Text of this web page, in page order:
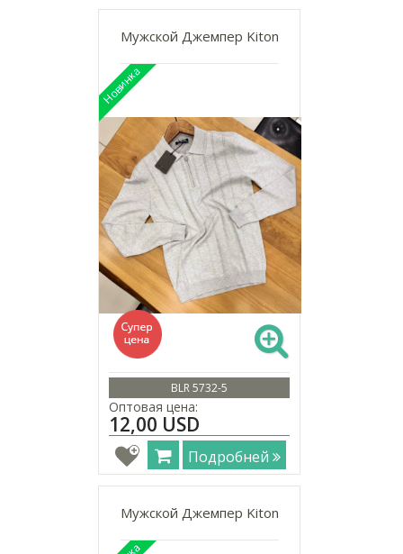
Мужской Джемпер Kiton
BLR 5732-5
Оптовая цена:
12,00 USD
Подробней
Мужской Джемпер Kiton